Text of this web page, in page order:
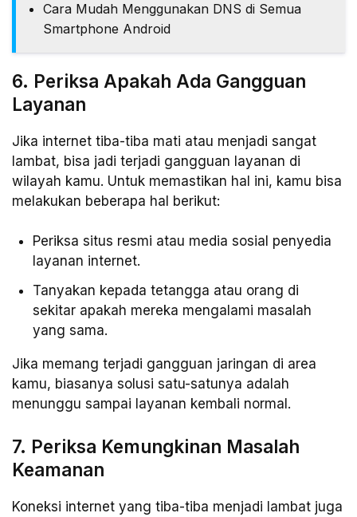
Cara Mudah Menggunakan DNS di Semua
Smartphone Android
6. Periksa Apakah Ada Gangguan
Layanan
Jika internet tiba-tiba mati atau menjadi sangat
lambat, bisa jadi terjadi gangguan layanan di
wilayah kamu. Untuk memastikan hal ini, kamu bisa
melakukan beberapa hal berikut:
Periksa situs resmi atau media sosial penyedia
layanan internet.
Tanyakan kepada tetangga atau orang di
sekitar apakah mereka mengalami masalah
yang sama.
Jika memang terjadi gangguan jaringan di area
kamu, biasanya solusi satu-satunya adalah
menunggu sampai layanan kembali normal.
7. Periksa Kemungkinan Masalah
Keamanan
Koneksi internet yang tiba-tiba menjadi lambat juga